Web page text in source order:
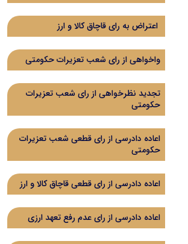
اعتراض به رای قاچاق کالا و ارز
واخواهی از رای شعب تعزیرات حکومتی
تجدید نظرخواهی از رای شعب تعزیرات
حکومتی
اعاده دادرسی از رای قطعی شعب تعزیرات
حکومتی
اعاده دادرسی از رای قطعی قاچاق کالا و ارز
اعاده دادرسی از رای عدم رفع تعهد ارزی